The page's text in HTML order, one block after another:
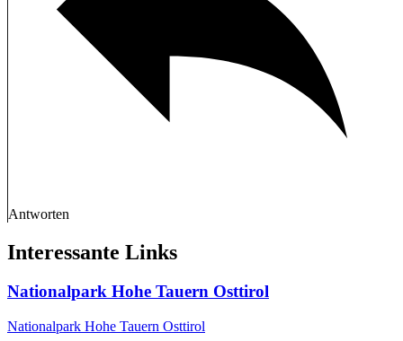
Antworten
Interessante Links
Nationalpark Hohe Tauern Osttirol
Nationalpark Hohe Tauern Osttirol